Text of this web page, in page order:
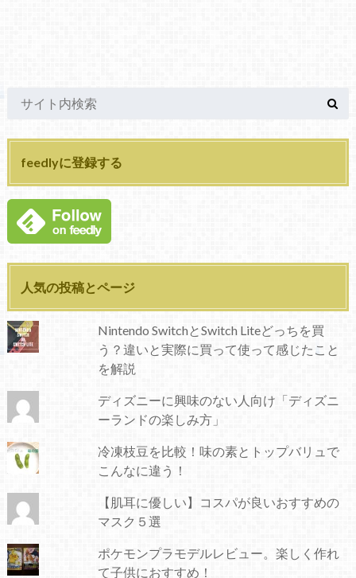
feedlyに登録する
人気の投稿とページ
Nintendo SwitchとSwitch Liteどっちを買
う？違いと実際に買って使って感じたこと
を解説
ディズニーに興味のない人向け「ディズニ
ーランドの楽しみ方」
冷凍枝豆を比較！味の素とトップバリュで
こんなに違う！
【肌耳に優しい】コスパが良いおすすめの
マスク５選
ポケモンプラモデルレビュー。楽しく作れ
て子供におすすめ！